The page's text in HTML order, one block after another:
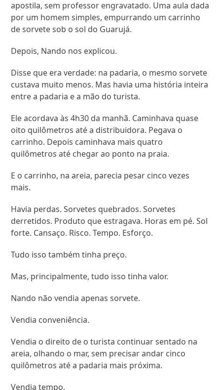
apostila, sem professor engravatado. Uma aula dada
por um homem simples, empurrando um carrinho
de sorvete sob o sol do Guarujá.
Depois, Nando nos explicou.
Disse que era verdade: na padaria, o mesmo sorvete
custava muito menos. Mas havia uma história inteira
entre a padaria e a mão do turista.
Ele acordava às 4h30 da manhã. Caminhava quase
oito quilômetros até a distribuidora. Pegava o
carrinho. Depois caminhava mais quatro
quilômetros até chegar ao ponto na praia.
E o carrinho, na areia, parecia pesar cinco vezes
mais.
Havia perdas. Sorvetes quebrados. Sorvetes
derretidos. Produto que estragava. Horas em pé. Sol
forte. Cansaço. Risco. Tempo. Esforço.
Tudo isso também tinha preço.
Mas, principalmente, tudo isso tinha valor.
Nando não vendia apenas sorvete.
Vendia conveniência.
Vendia o direito de o turista continuar sentado na
areia, olhando o mar, sem precisar andar cinco
quilômetros até a padaria mais próxima.
Vendia tempo.